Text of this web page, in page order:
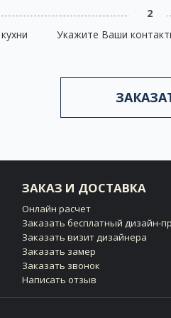
2
Укажите Ваши
ЗАКАЗ И ДОСТАВКА
Онлайн расчет
Заказать бесплатный дизайн-
Заказать визит дизайнера
Заказать замер
Заказать звонок
Написать отзыв